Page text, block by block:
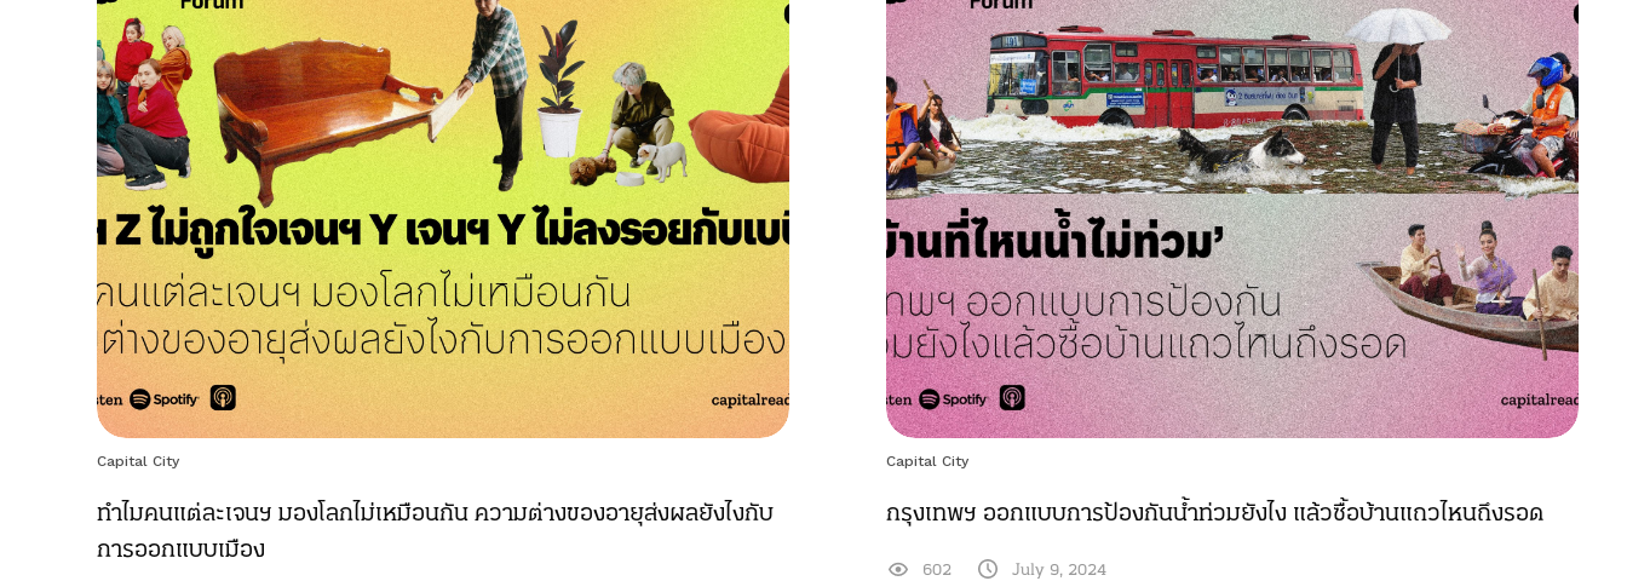
Capital City
ทำไมคนแต่ละเจนฯ มองโลกไม่เหมือนกัน ความต่างของอายุส่งผลยังไงกับ
การออกแบบเมือง
Capital City
กรุงเทพฯ ออกแบบการป้องกันน้ำท่วมยังไง แล้วซื้อบ้านแถวไหนถึงรอด
602 July 9, 2024